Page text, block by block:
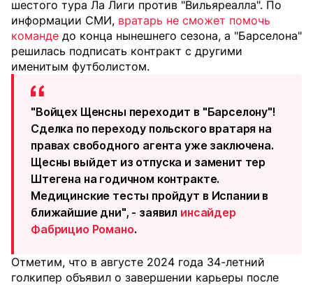
шестого тура Ла Лиги против "Вильяреалла". По
информации СМИ, вратарь не сможет помочь
команде до конца нынешнего сезона, а "Барселона"
решилась подписать контракт с другими
именитым футболистом.
"Войцех Щенсны переходит в "Барселону"!
Сделка по переходу польского вратаря на
правах свободного агента уже заключена.
Щесны выйдет из отпуска и заменит тер
Штегена на годичном контракте.
Медицинские тесты пройдут в Испании в
ближайшие дни", - заявил инсайдер
Фабрицио Романо.
Отметим, что в августе 2024 года 34-летний
голкипер объявил о завершении карьеры после